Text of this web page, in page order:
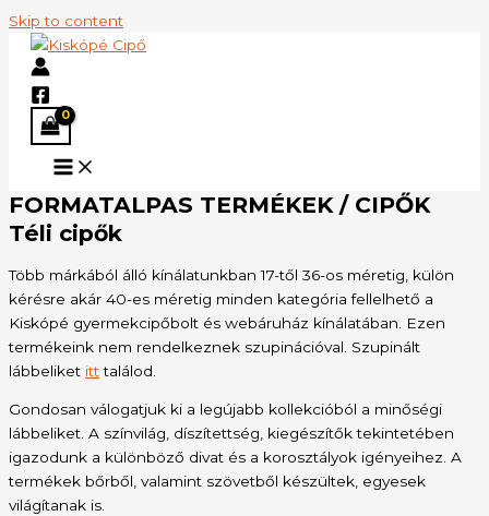
Skip to content
FORMATALPAS TERMÉKEK / CIPŐK
Téli cipők
Több márkából álló kínálatunkban 17-től 36-os méretig, külön
kérésre akár 40-es méretig minden kategória fellelhető a
Kiskópé gyermekcipőbolt és webáruház kínálatában. Ezen
termékeink nem rendelkeznek szupinációval. Szupinált
lábbeliket itttalálod.
Gondosan válogatjuk ki a legújabb kollekcióból a minőségi
lábbeliket. A színvilág, díszítettség, kiegészítők tekintetében
igazodunk a különböző divat és a korosztályok igényeihez. A
termékek bőrből, valamint szövetből készültek, egyesek
világítanak is.